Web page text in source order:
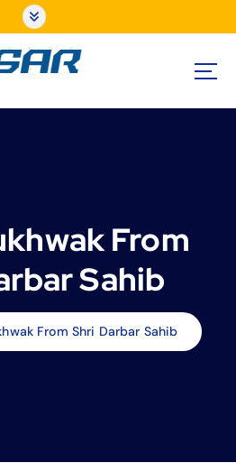
From
Sahib
From Shri Darbar Sahib